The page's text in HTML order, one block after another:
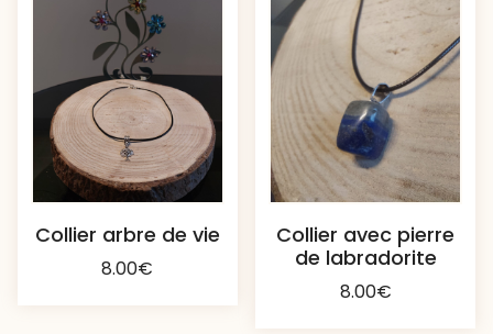
Collier arbre de vie
8.00€
Collier avec pierre
de labradorite
8.00€